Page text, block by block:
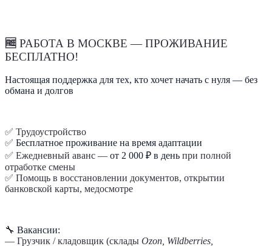
🆓 РАБОТА В МОСКВЕ — ПРОЖИВАНИЕ
БЕСПЛАТНО!
Настоящая поддержка для тех, кто хочет начать с нуля — без
обмана и долгов
✅ Трудоустройство
✅ Бесплатное проживание на время адаптации
✅ Ежедневный аванс — от 2 000 ₽ в день при полной
отработке смены
✅ Помощь в восстановлении документов, открытии
банковской карты, медосмотре
🔧 Вакансии:
— Грузчик / кладовщик (склады Ozon, Wildberries,